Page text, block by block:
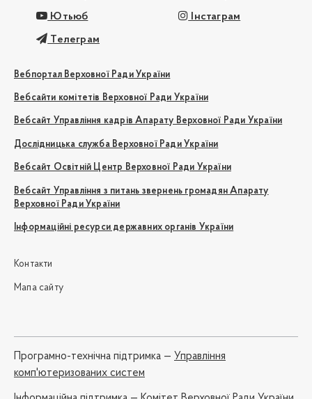
Ютьюб Інстаграм
Телеграм
Вебпортал Верховної Ради України
Вебсайти комітетів Верховної Ради України
Вебсайт Управління кадрів Апарату Верховної Ради України
Дослідницька служба Верховної Ради України
Вебсайт Освітній Центр Верховної Ради України
Вебсайт Управління з питань звернень громадян Апарату
Верховної Ради України
Інформаційні ресурси державних органів України
Контакти
Мапа сайту
Програмно-технічна підтримка — Управління
комп'ютеризованих систем